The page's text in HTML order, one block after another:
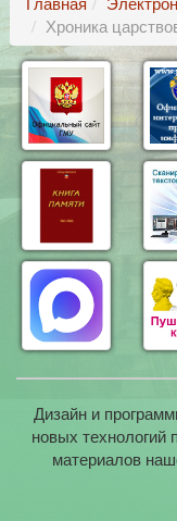
Хроника
Дизайн и
новых технологий
материалов